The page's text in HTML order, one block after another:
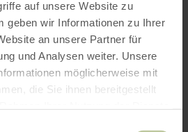
auf unsere Website zu
geben wir Informationen zu Ihrer
an unsere Partner für
und Analysen weiter. Unsere
möglicherweise mit
die Sie ihnen bereitgestellt